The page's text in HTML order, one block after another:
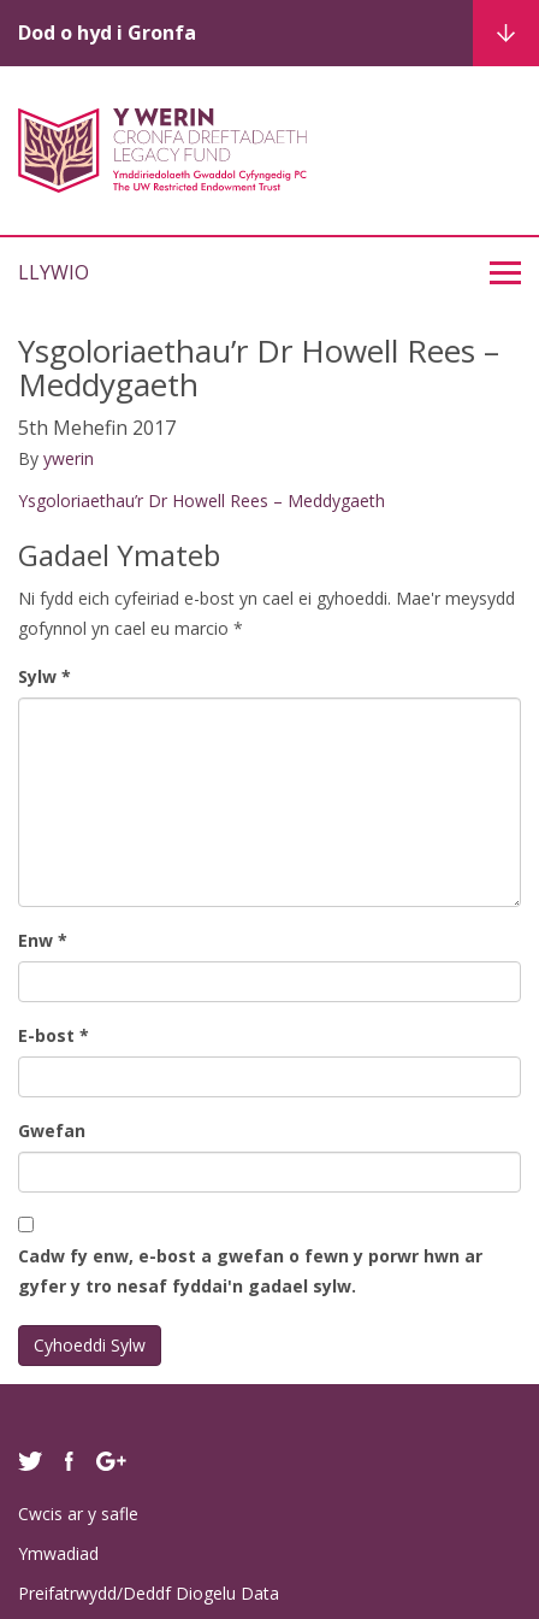
Dod o hyd i Gronfa
LLYWIO
Ysgoloriaethau’r Dr Howell Rees –
Meddygaeth
5th Mehefin 2017
By ywerin
Ysgoloriaethau’r Dr Howell Rees – Meddygaeth
Gadael Ymateb
Ni fydd eich cyfeiriad e-bost yn cael ei gyhoeddi. Mae'r meysydd
gofynnol yn cael eu marcio *
Sylw *
Enw *
E-bost *
Gwefan
Cadw fy enw, e-bost a gwefan o fewn y porwr hwn ar
gyfer y tro nesaf fyddai'n gadael sylw.
Cwcis ar y safle
Ymwadiad
Preifatrwydd/Deddf Diogelu Data